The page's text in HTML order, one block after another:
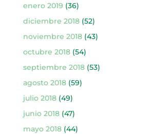
enero 2019 (36)
diciembre 2018(52)
noviembre 2018(43)
octubre 2018(54)
septiembre 2018(53)
agosto 2018(59)
julio 2018(49)
junio 2018(47)
mayo 2018(44)